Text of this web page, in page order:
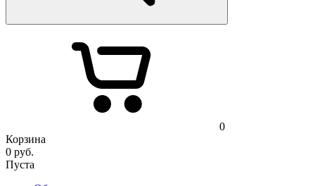
0
Корзина
0 руб.
Пуста